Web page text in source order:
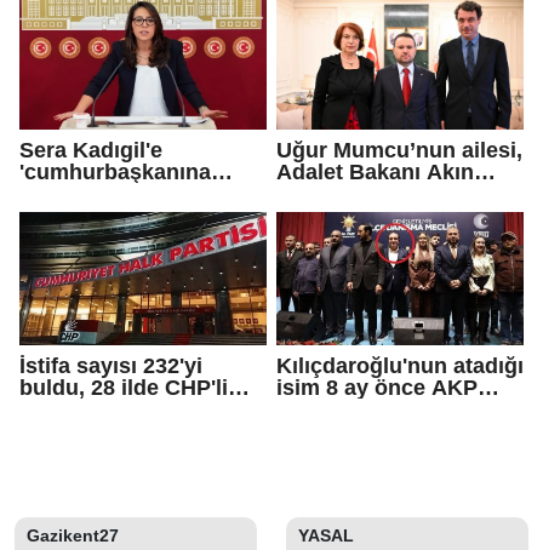
Sera Kadıgil'e
'cumhurbaşkanına
soruşturması
Uğur Mumcu’nun ailesi,
Adalet Bakanı Akın
İstifa sayısı 232'yi
buldu, 28 ilde CHP'li
Kılıçdaroğlu'nun atadığı
isim 8 ay önce AKP
Gazikent27 YASAL